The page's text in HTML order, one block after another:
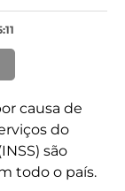
causa de
do
são
todo o país.